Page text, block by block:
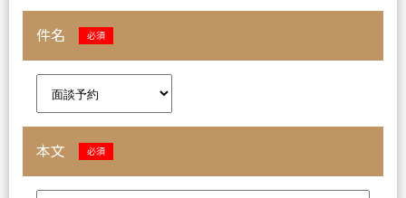
件名 必須
本文 必須